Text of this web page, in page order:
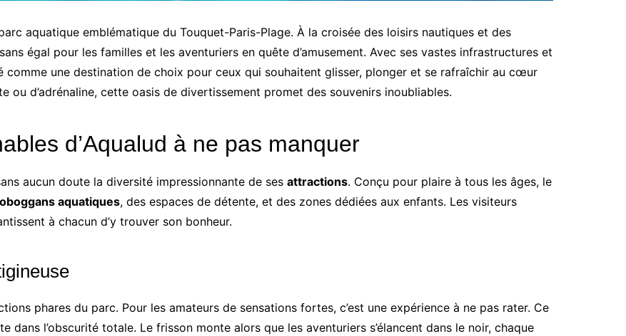
aquatique emblématique du Touquet-Paris-Plage. À la croisée des loisirs nautiques et des
égal pour les familles et les aventuriers en quête d’amusement. Avec ses vastes infrastructures et
comme une destination de choix pour ceux qui souhaitent glisser, plonger et se rafraîchir au cœur
ou d’adrénaline, cette oasis de divertissement promet des souvenirs inoubliables.
d’Aqualud à ne pas manquer
aucun doute la diversité impressionnante de ses attractions. Conçu pour plaire à tous les âges, le
aquatiques, des espaces de détente, et des zones dédiées aux enfants. Les visiteurs
à chacun d’y trouver son bonheur.
phares du parc. Pour les amateurs de sensations fortes, c’est une expérience à ne pas rater. Ce
l’obscurité totale. Le frisson monte alors que les aventuriers s’élancent dans le noir, chaque